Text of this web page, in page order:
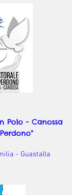
Polo - Canossa
- Guastalla